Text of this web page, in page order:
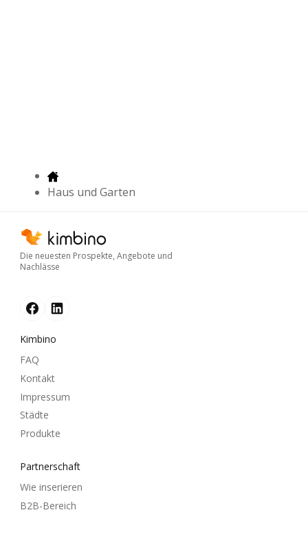
Haus und Garten
Die neuesten Prospekte, Angebote und
Nachlässe
Kimbino
FAQ
Kontakt
Impressum
Städte
Produkte
Partnerschaft
Wie inserieren
B2B-Bereich